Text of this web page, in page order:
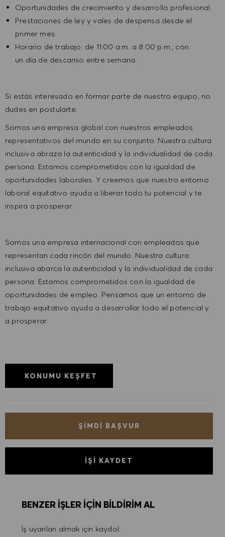
Oportunidades de crecimiento y desarrollo profesional.
Prestaciones de ley y vales de despensa desde el
primer mes.
Horario de trabajo: de 11:00 a.m. a 8:00 p.m., con
un día de descanso entre semana.
Si estás interesado en formar parte de nuestro equipo, no
dudes en postularte.
Somos una empresa global con nuestros empleados
representativos del mundo en su conjunto. Nuestra cultura
inclusiva abraza la autenticidad y la individualidad de cada
persona. Estamos comprometidos con la igualdad de
oportunidades laborales. Y creemos que nuestro entorno
laboral equitativo ayuda a liberar todo tu potencial y te
inspira a prosperar.
Somos una empresa internacional con empleados que
representan cada rincón del mundo. Nuestra cultura
inclusiva abarca la autenticidad y la individualidad de cada
persona. Estamos comprometidos con la igualdad de
oportunidades de empleo. Pensamos que un entorno de
trabajo equitativo ayuda a desarrollar todo el potencial y
a prosperar.
KONUMU KEŞFET
ŞIMDI BAŞVUR
İŞI KAYDET
BENZER IŞLER IÇIN BILDIRIM AL
İş uyarıları almak için kaydol.